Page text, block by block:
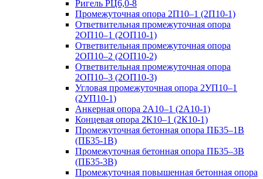
Ригель РЦ6,0-8
Промежуточная опора 2П10–1 (2П10-1)
Ответвительная промежуточная опора
2ОП10–1 (2ОП10-1)
Ответвительная промежуточная опора
2ОП10–2 (2ОП10-2)
Ответвительная промежуточная опора
2ОП10–3 (2ОП10-3)
Угловая промежуточная опора 2УП10–1
(2УП10-1)
Анкерная опора 2А10–1 (2А10-1)
Концевая опора 2К10–1 (2К10-1)
Промежуточная бетонная опора ПБ35–1В
(ПБ35-1В)
Промежуточная бетонная опора ПБ35–3В
(ПБ35-3В)
Промежуточная повышенная бетонная опора